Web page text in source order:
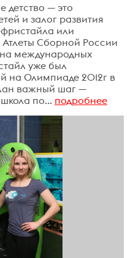
детство — это
и залог развития
или
Сборной России
международных
уже был
на Олимпиаде 2012г в
важный шаг —
по... подробнее